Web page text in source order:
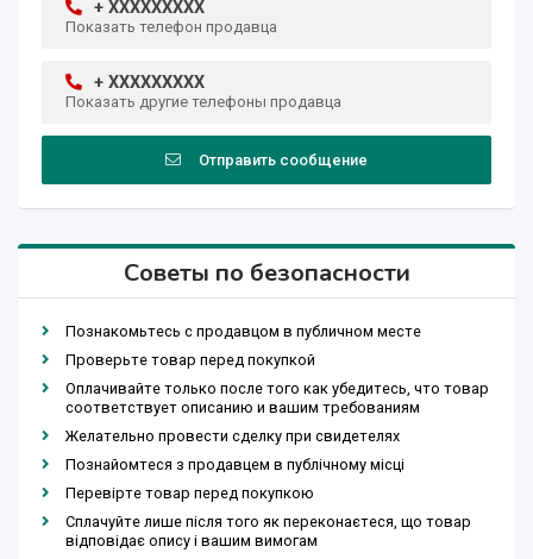
+ XXXXXXXXX
Показать телефон продавца
+ XXXXXXXXX
Показать другие телефоны продавца
Отправить сообщение
Советы по безопасности
Познакомьтесь с продавцом в публичном месте
Проверьте товар перед покупкой
Оплачивайте только после того как убедитесь, что товар
соответствует описанию и вашим требованиям
Желательно провести сделку при свидетелях
Познайомтеся з продавцем в публічному місці
Перевірте товар перед покупкою
Сплачуйте лише після того як переконаєтеся, що товар
відповідає опису і вашим вимогам